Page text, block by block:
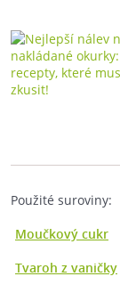
Použité suroviny:
Moučkový cukr
Tvaroh z vaničky